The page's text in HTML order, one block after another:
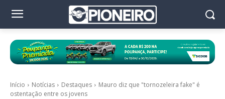
Início Notícias Destaques
Mauro diz que "tornozeleira fake" é
ostentação entre os jovens